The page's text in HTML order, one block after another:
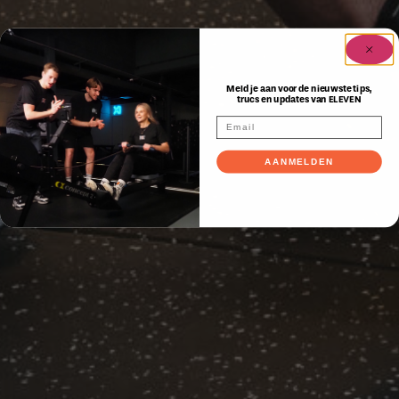
Meld je aan voor de nieuwste tips,
trucs en updates van ELEVEN
AANMELDEN